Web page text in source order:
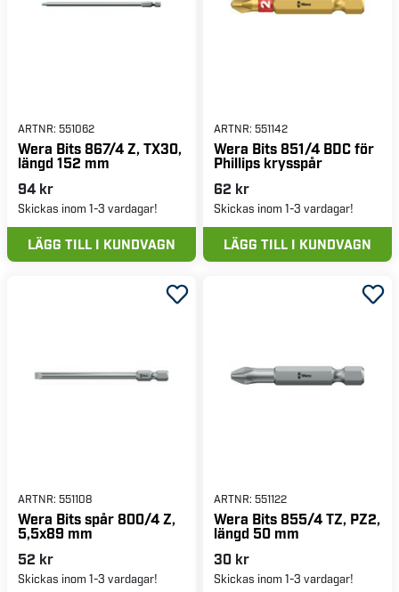
ARTNR: 551062
Wera Bits 867/4 Z, TX30,
längd 152 mm
94 kr
Skickas inom 1-3 vardagar!
LÄGG TILL I KUNDVAGN
ARTNR: 551142
Wera Bits 851/4 BDC för
Phillips krysspår
62 kr
Skickas inom 1-3 vardagar!
LÄGG TILL I KUNDVAGN
ARTNR: 551108
Wera Bits spår 800/4 Z,
5,5x89 mm
52 kr
Skickas inom 1-3 vardagar!
ARTNR: 551122
Wera Bits 855/4 TZ, PZ2,
längd 50 mm
30 kr
Skickas inom 1-3 vardagar!